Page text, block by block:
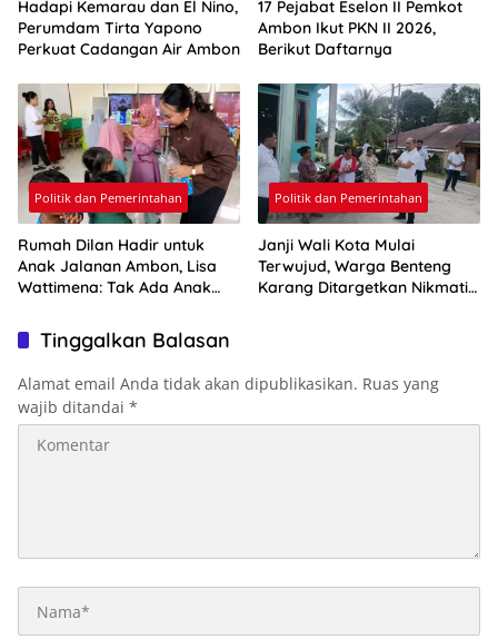
Hadapi Kemarau dan El Nino,
Perumdam Tirta Yapono
Perkuat Cadangan Air Ambon
17 Pejabat Eselon II Pemkot
Ambon Ikut PKN II 2026,
Berikut Daftarnya
Politik dan Pemerintahan
Rumah Dilan Hadir untuk
Anak Jalanan Ambon, Lisa
Wattimena: Tak Ada Anak
Depannya
Politik dan Pemerintahan
Janji Wali Kota Mulai
Terwujud, Warga Benteng
Karang Ditargetkan Nikmati
Tinggalkan Balasan
Alamat email Anda tidak akan dipublikasikan. Ruas yang
wajib ditandai *